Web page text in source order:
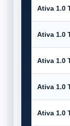
Ativa 1.0
Ativa 1.0
Ativa 1.0
Ativa 1.0
Ativa 1.0